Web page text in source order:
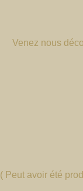
Venez nous
( Peut avoir été